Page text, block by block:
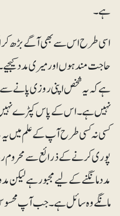
ہے۔
اسی طرح اس سے بھی آگے بڑھ کر
حاجت مند ہوں اور میری مدد
ہے کہ یہ شخص اپنی روزی پانے
نہیں ہے۔ اس کے پاس کپڑے نہیں
کسی نہ کسی طرح آپ کے علم میں
پوری کرنے کے ذرائع سے محروم
مدد مانگنے کے لیے مجبور ہے لیکن
مانگے وہ سائل ہے۔ جب آپ